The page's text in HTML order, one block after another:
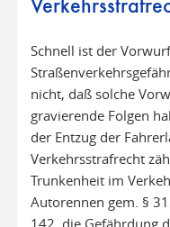
Schnell ist der
nicht, daß solche
gravierende Folgen
der Entzug der
Verkehrsstrafrecht
Trunkenheit im
Autorennen gem. §
142, die Gefährdung